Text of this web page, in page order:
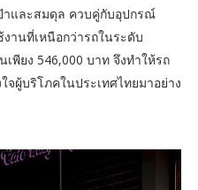
และสมดุล ควบคู่กับอุปกรณ์
านที่เหนือกว่ารถในระดับ
พียง 546,000 บาท จึงทำให้รถ
ผู้บริโภคในประเทศไทยมาอย่าง